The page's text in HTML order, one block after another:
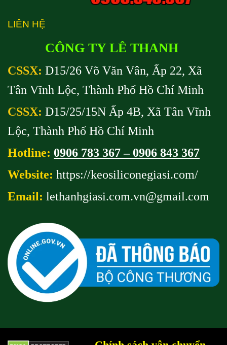
LIÊN HỆ
CÔNG TY LÊ THANH
CSSX: D15/26 Võ Văn Vân, Ấp 22, Xã
Tân Vĩnh Lộc, Thành Phố Hồ Chí Minh
CSSX: D15/25/15N Ấp 4B, Xã Tân Vĩnh
Lộc, Thành Phố Hồ Chí Minh
Hotline: 0906 783 367 – 0906 843 367
Website: https://keosiliconegiasi.com/
Email: lethanhgiasi.com.vn@gmail.com